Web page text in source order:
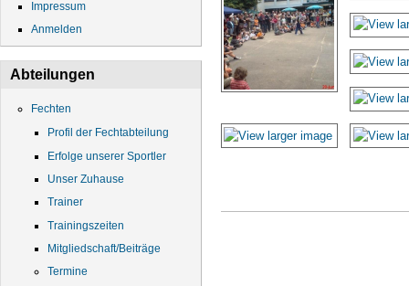
Impressum
Anmelden
Abteilungen
Fechten
Profil der Fechtabteilung
Erfolge unserer Sportler
Unser Zuhause
Trainer
Trainingszeiten
Mitgliedschaft/Beiträge
Termine